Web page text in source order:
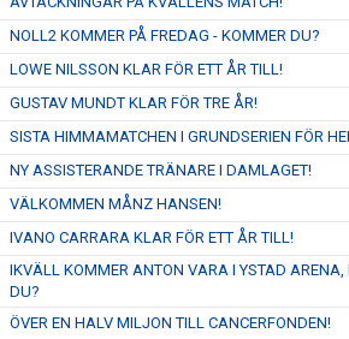
NOLL2 KOMMER PÅ FREDAG - KOMMER DU?
LOWE NILSSON KLAR FÖR ETT ÅR TILL!
GUSTAV MUNDT KLAR FÖR TRE ÅR!
SISTA HIMMAMATCHEN I GRUNDSERIEN FÖR
NY ASSISTERANDE TRÄNARE I DAMLAGET!
VÄLKOMMEN MÅNZ HANSEN!
IVANO CARRARA KLAR FÖR ETT ÅR TILL!
IKVÄLL KOMMER ANTON VARA I YSTAD ARENA,
DU?
ÖVER EN HALV MILJON TILL CANCERFONDEN!